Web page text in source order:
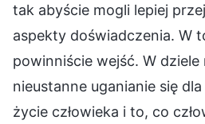
tak abyście mogli lepiej
aspekty doświadczenia. W
powinniście wejść. W dziele
nieustanne uganianie się
życie człowieka i to, co